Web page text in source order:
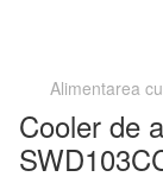
Alimentarea
Cooler de